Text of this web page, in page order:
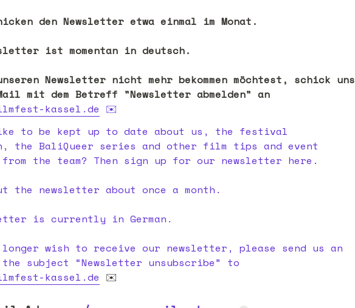
den Newsletter etwa einmal im Monat.
ist momentan in deutsch.
Newsletter nicht mehr bekommen möchtest, schick uns
kassel.de ✉️
to be kept up to date about us, the festival
the BaliQueer series and other film tips and event
the team? Then sign up for our newsletter here.
the newsletter about once a month.
is currently in German.
wish to receive our newsletter, please send us an
kassel.de ✉️